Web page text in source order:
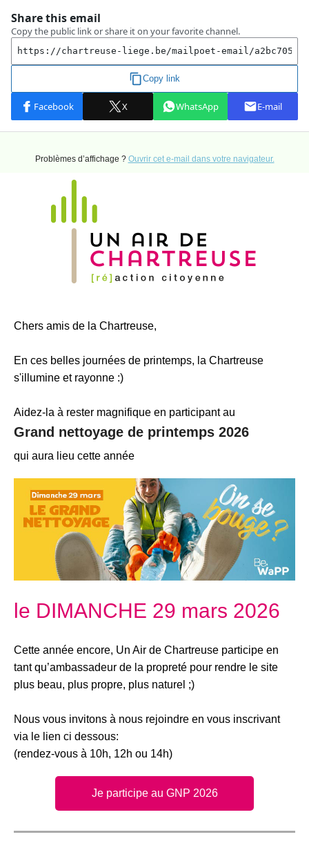
Problèmes d’affichage ? Ouvrir cet e-mail dans votre navigateur.
Chers amis de la Chartreuse,
En ces belles journées de printemps, la Chartreuse
s'illumine et rayonne :)
Aidez-la à rester magnifique en participant au
Grand nettoyage de printemps 2026
qui aura lieu cette année
le DIMANCHE 29 mars 2026
Cette année encore, Un Air de Chartreuse participe en
tant qu’ambassadeur de la propreté pour rendre le site
plus beau, plus propre, plus naturel ;)
Nous vous invitons à nous rejoindre en vous inscrivant
via le lien ci dessous:
(rendez-vous à 10h, 12h ou 14h)
Je participe au GNP 2026